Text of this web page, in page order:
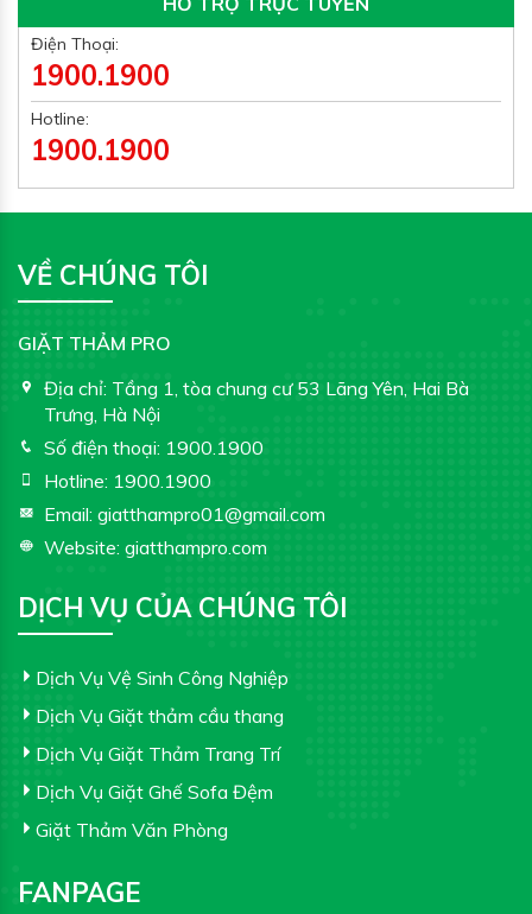
Điện Thoại:
1900.1900
Hotline:
1900.1900
VỀ CHÚNG TÔI
GIẶT THẢM PRO
Địa chỉ: Tầng 1, tòa chung cư 53 Lãng Yên, Hai Bà
Trưng, Hà Nội
Số điện thoại: 1900.1900
Hotline: 1900.1900
Email: giatthampro01@gmail.com
Website: giatthampro.com
DỊCH VỤ CỦA CHÚNG TÔI
Dịch Vụ Vệ Sinh Công Nghiệp
Dịch Vụ Giặt thảm cầu thang
Dịch Vụ Giặt Thảm Trang Trí
Dịch Vụ Giặt Ghế Sofa Đệm
Giặt Thảm Văn Phòng
FANPAGE